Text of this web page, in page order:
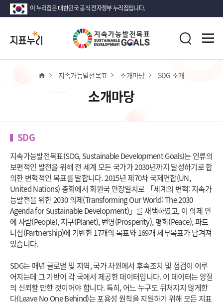
이 누리집은 대한민국 공식 전자정부 누리집입니다.
지
표
누
검
홈 지속가능발전목표 소개마당 SDG 소개
소개마당
SDG
지속가능발전목표(SDG, Sustainable Development Goals)는 인류의
보편적인 발전을 위해 전 세계 모든 국가가 2030년까지 달성하기로 합
의한 변혁적인 목표를 말합니다. 2015년 제70차 국제연합(UN,
United Nations) 총회에서 회원국 만장일치로 「세계의 변혁: 지속가
능발전을 위한 2030 의제(Transforming Our World: The 2030
Agenda for Sustainable Development)」를 채택하였고, 이 의제 안
에 사람(People), 지구(Planet), 번영(Prosperity), 평화(Peace), 파트
너십(Partnership)에 기반한 17개의 목표와 169개 세부목표가 담겨져
있습니다.
SDG는 매년 글로벌 및 지역, 국가 차원에서 후속조치 및 점검이 이루
어지는데 그 기반이 각 국에서 제공한 데이터입니다. 이 데이터는 양질
의 신뢰할 만한 것이어야 합니다. 특히, 어느 누구도 뒤처지지 않게한
다(Leave No One Behind)는 포용성 원칙을 지원하기 위해 모든 지표